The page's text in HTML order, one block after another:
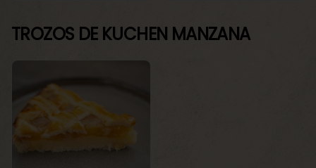
TROZOS DE KUCHEN MANZANA